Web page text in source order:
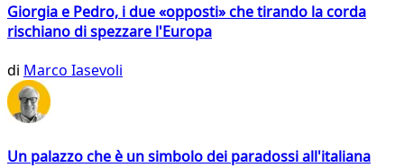
Giorgia e Pedro, i due «opposti» che tirando la corda
rischiano di spezzare l'Europa
di Marco Iasevoli
Un palazzo che è un simbolo dei paradossi all'italiana